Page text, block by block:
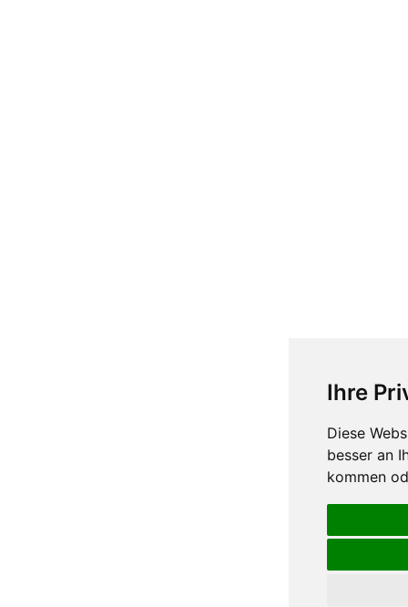
Ihre
Diese
besser an
kommen